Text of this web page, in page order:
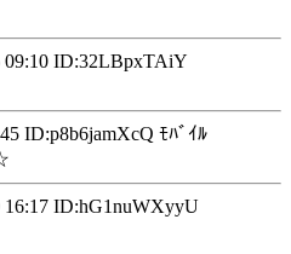
09:10 ID:32LBpxTAiY
ID:p8b6jamXcQ ﾓﾊﾞｲﾙ
16:17 ID:hG1nuWXyyU